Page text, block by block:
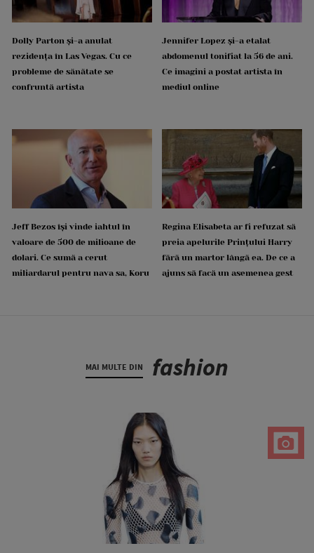
Dolly Parton și-a anulat
rezidența în Las Vegas. Cu ce
probleme de sănătate se
confruntă artista
Jennifer Lopez și-a etalat
abdomenul tonifiat la 56 de ani.
Ce imagini a postat artista în
mediul online
Jeff Bezos își vinde iahtul în
valoare de 500 de milioane de
dolari. Ce sumă a cerut
miliardarul pentru nava sa, Koru
Regina Elisabeta ar fi refuzat să
preia apelurile Prințului Harry
fără un martor lângă ea. De ce a
ajuns să facă un asemenea gest
MAI MULTE DIN fashion